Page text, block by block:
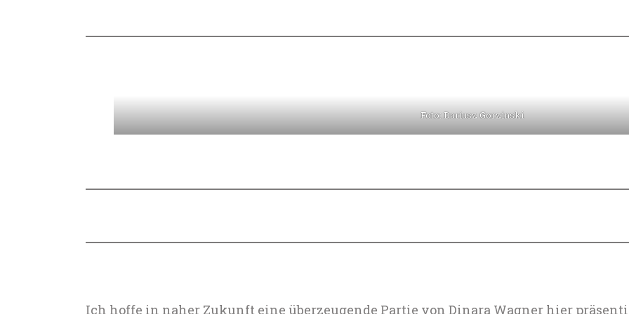
Foto: Dariusz Gorzinski
Ich hoffe in naher Zukunft eine überzeugende Partie von Dinara Wagner hier